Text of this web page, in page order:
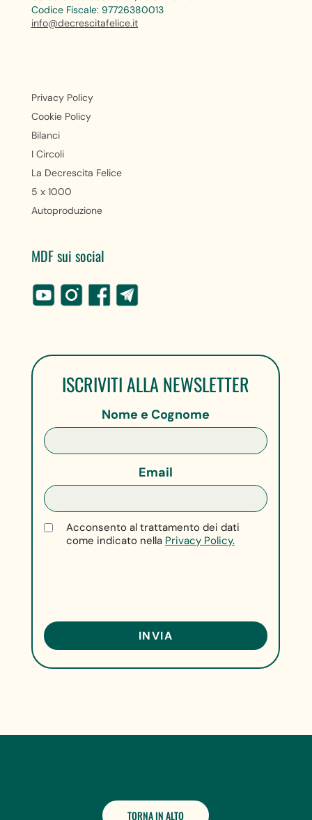
Codice Fiscale: 97726380013
info@decrescitafelice.it
Privacy Policy
Cookie Policy
Bilanci
I Circoli
La Decrescita Felice
5 x 1000
Autoproduzione
MDF sui social
ISCRIVITI ALLA NEWSLETTER
Nome e Cognome
Email
Acconsento al trattamento dei dati
come indicato nella Privacy Policy.
TORNA IN ALTO